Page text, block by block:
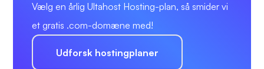
Vælg en årlig Ultahost Hosting-plan, så smider vi
et gratis .com-domæne med!
Udforsk hostingplaner